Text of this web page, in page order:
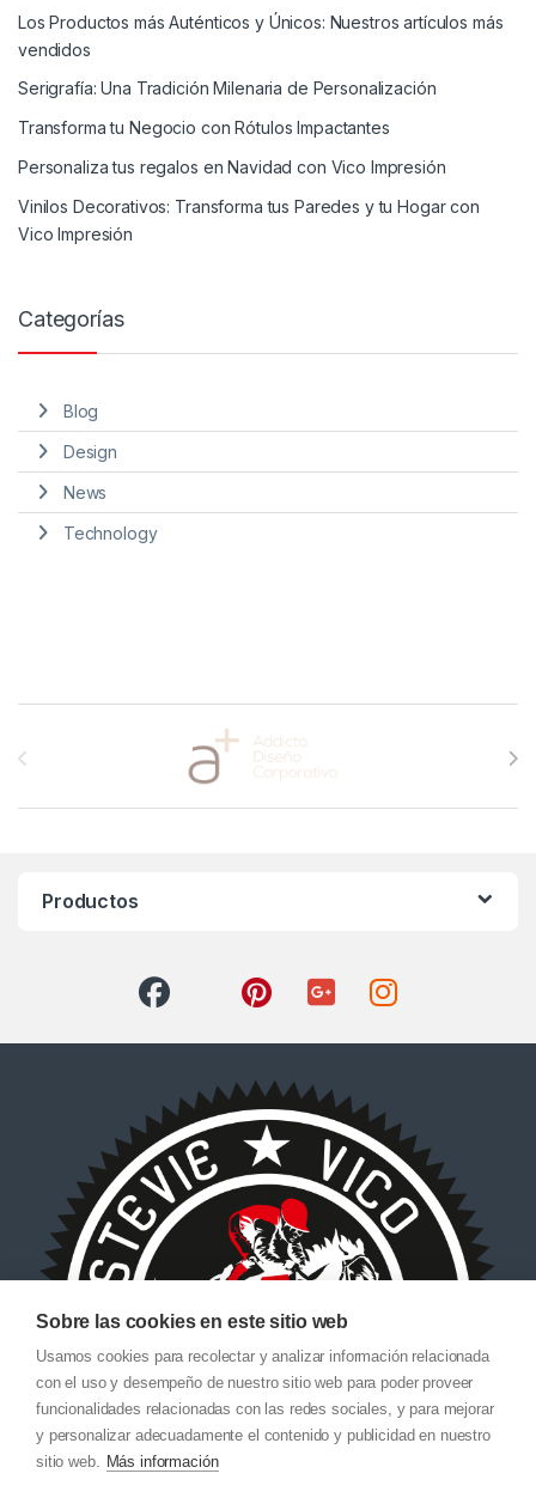
Los Productos más Auténticos y Únicos: Nuestros artículos más
vendidos
Serigrafía: Una Tradición Milenaria de Personalización
Transforma tu Negocio con Rótulos Impactantes
Personaliza tus regalos en Navidad con Vico Impresión
Vinilos Decorativos: Transforma tus Paredes y tu Hogar con
Vico Impresión
Categorías
Blog
Design
News
Technology
Brands Carousel
Productos
Sobre las cookies en este sitio web
Usamos cookies para recolectar y analizar información relacionada
con el uso y desempeño de nuestro sitio web para poder proveer
funcionalidades relacionadas con las redes sociales, y para mejorar
y personalizar adecuadamente el contenido y publicidad en nuestro
sitio web. Más información